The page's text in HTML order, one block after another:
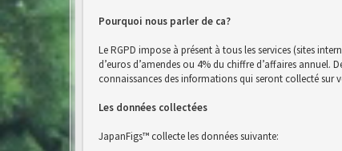
Pourquoi nous parler de ca?
Le RGPD impose à présent à tous les services (sites
d’euros d’amendes ou 4% du chiffre d’affaires
connaissances des informations qui seront collecté sur
Les données collectées
JapanFigs™ collecte les données suivante: